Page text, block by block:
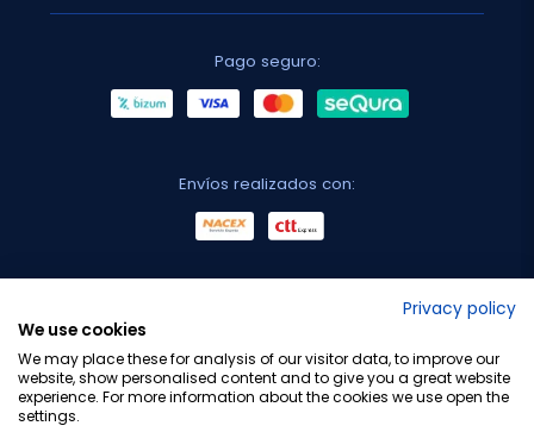
Pago seguro:
Envíos realizados con:
Privacy policy
We use cookies
We may place these for analysis of our visitor data, to improve our
website, show personalised content and to give you a great website
experience. For more information about the cookies we use open the
settings.